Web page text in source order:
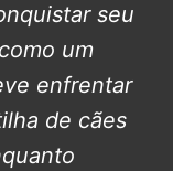
seu
um
enfrentar
de cães